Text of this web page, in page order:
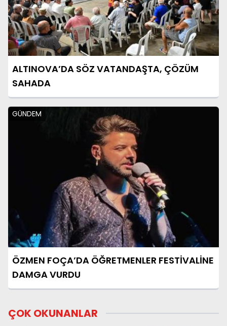
ALTINOVA’DA SÖZ VATANDAŞTA, ÇÖZÜM
SAHADA
GÜNDEM
ÖZMEN FOÇA’DA ÖĞRETMENLER FESTİVALİNE
DAMGA VURDU
ÇOK OKUNANLAR